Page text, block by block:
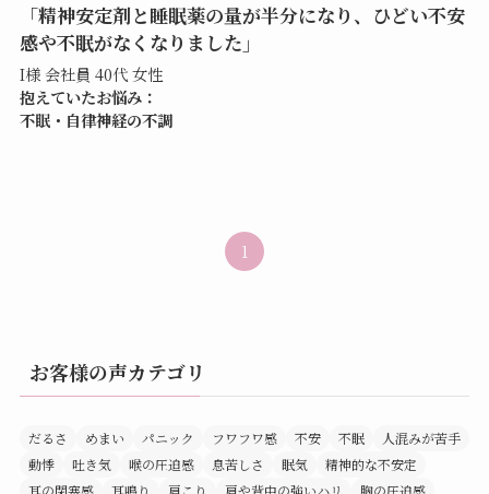
「精神安定剤と睡眠薬の量が半分になり、ひどい不安
感や不眠がなくなりました」
I様 会社員 40代 女性
抱えていたお悩み：
不眠・自律神経の不調
1
お客様の声カテゴリ
だるさ めまい パニック フワフワ感 不安 不眠
人混みが苦手
動悸
吐き気 喉の圧迫感 息苦しさ 眠気
精神的な不安定